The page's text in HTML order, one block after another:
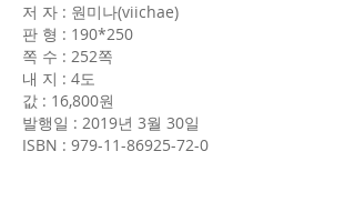
저 자 : 원미나(viichae)
판 형 : 190*250
쪽 수 : 252쪽
내 지 : 4도
값 : 16,800원
발행일 : 2019년 3월 30일
ISBN : 979-11-86925-72-0